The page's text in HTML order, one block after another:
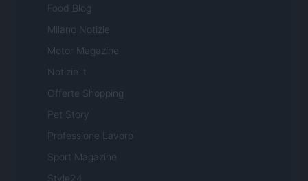
Food Blog
Milano Notizie
Motor Magazine
Notizie.it
Offerte Shopping
Pet Story
Professione Lavoro
Sport Magazine
Style24